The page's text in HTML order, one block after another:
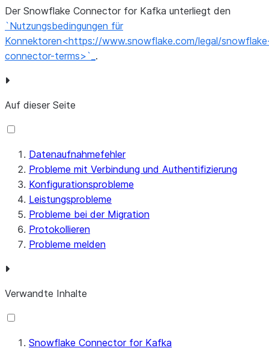
Der Snowflake Connector for Kafka unterliegt den
`Nutzungsbedingungen für
Konnektoren<https://www.snowflake.com/legal/
connector-terms>`_ .
Auf dieser Seite
Datenaufnahmefehler
Probleme mit Verbindung und Authentifizierung
Konfigurationsprobleme
Leistungsprobleme
Probleme bei der Migration
Protokollieren
Probleme melden
Verwandte Inhalte
Snowflake Connector for Kafka